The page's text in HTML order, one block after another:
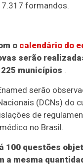
formandos.
o calendário do
serão
municípios .
serão
(DCNs) do
de
no Brasil.
100 questões
a mesma